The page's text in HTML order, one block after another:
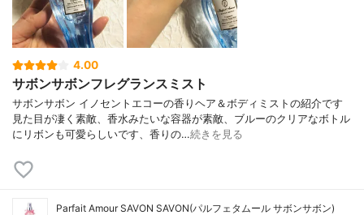
4.00
サボンサボンフレグランスミスト
サボンサボン イノセントエコーの香りヘア＆ボディミストの紹介です
見た目が凄く素敵、香水みたいな容器が素敵、ブルーのクリアなボトル
にリボンも可愛らしいです、香りの…続きを見る
Parfait Amour SAVON SAVON(パルフェタムール サボンサボン)